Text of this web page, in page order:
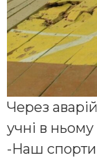
Через
учні в
-Наш